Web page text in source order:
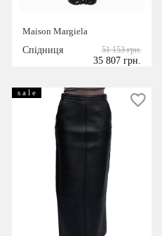
Maison Margiela
Спідниця
51 153 грн.
35 807 грн.
s a l e